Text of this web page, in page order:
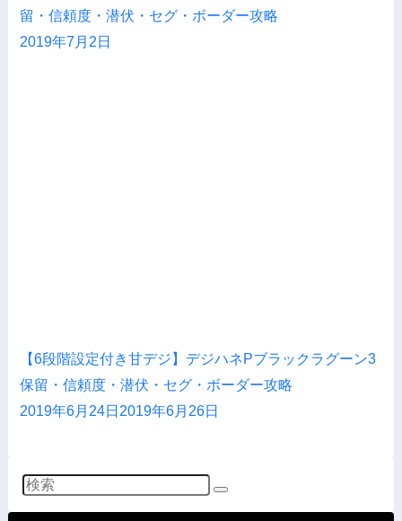
留・信頼度・潜伏・セグ・ボーダー攻略
2019年7月2日
【6段階設定付き甘デジ】デジハネPブラックラグーン3
保留・信頼度・潜伏・セグ・ボーダー攻略
2019年6月24日 2019年6月26日